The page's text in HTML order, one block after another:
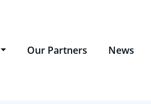
Our Partners News